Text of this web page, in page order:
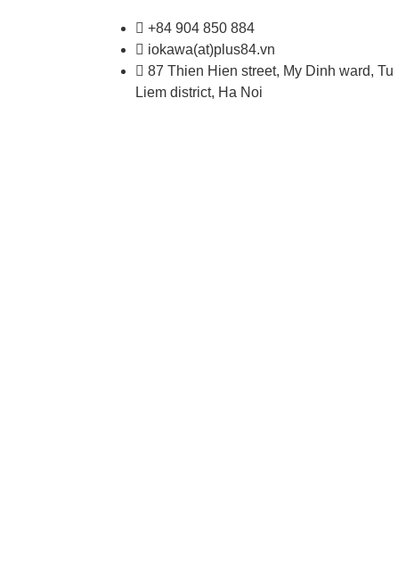
+84 904 850 884
iokawa(at)plus84.vn
87 Thien Hien street, My Dinh ward, Tu
Liem district, Ha Noi